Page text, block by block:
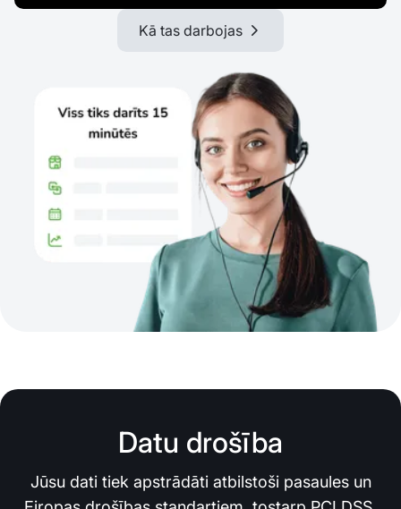
Kā tas darbojas
Datu drošība
Jūsu dati tiek apstrādāti atbilstoši pasaules un